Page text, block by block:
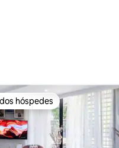
em 5 estrelas,
hóspedes
hóspedes